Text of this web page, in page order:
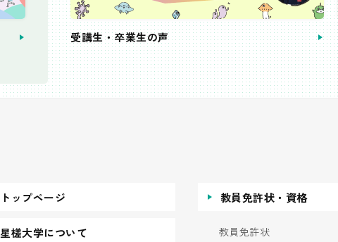
受講生・卒業生の声
トップページ
星槎大学について
教員免許状・資格
教員免許状